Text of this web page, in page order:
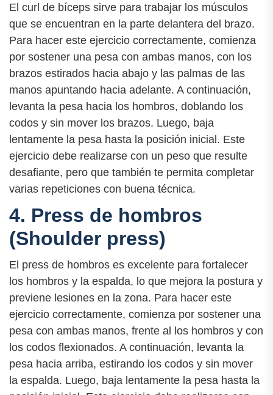
El curl de bíceps sirve para trabajar los músculos
que se encuentran en la parte delantera del brazo.
Para hacer este ejercicio correctamente, comienza
por sostener una pesa con ambas manos, con los
brazos estirados hacia abajo y las palmas de las
manos apuntando hacia adelante. A continuación,
levanta la pesa hacia los hombros, doblando los
codos y sin mover los brazos. Luego, baja
lentamente la pesa hasta la posición inicial. Este
ejercicio debe realizarse con un peso que resulte
desafiante, pero que también te permita completar
varias repeticiones con buena técnica.
4. Press de hombros
(Shoulder press)
El press de hombros es excelente para fortalecer
los hombros y la espalda, lo que mejora la postura y
previene lesiones en la zona. Para hacer este
ejercicio correctamente, comienza por sostener una
pesa con ambas manos, frente al los hombros y con
los codos flexionados. A continuación, levanta la
pesa hacia arriba, estirando los codos y sin mover
la espalda. Luego, baja lentamente la pesa hasta la